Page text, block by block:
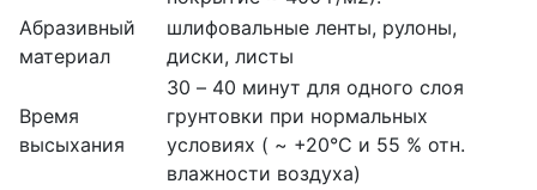
Абразивный
материал
шлифовальные ленты, рулоны,
диски, листы
Время
высыхания
30 – 40 минут для одного слоя
грунтовки при нормальных
условиях ( ~ +20°C и 55 % отн.
влажности воздуха)